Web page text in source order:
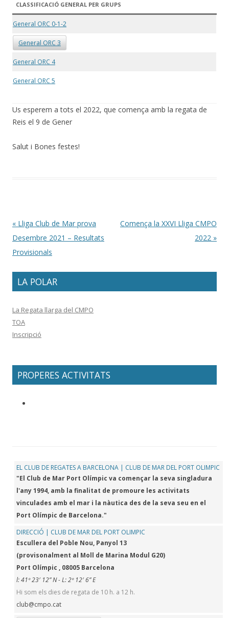
CLASSIFICACIÓ GENERAL PER GRUPS
General ORC 0-1-2
General ORC 3
General ORC 4
General ORC 5
Us esperem a tots el 2022, que comença amb la regata de
Reis el 9 de Gener
Salut i Bones festes!
Post navigation
« Lliga Club de Mar prova
Desembre 2021 – Resultats
Provisionals
Comença la XXVI Lliga CMPO
2022 »
LA POLAR
La Regata llarga del CMPO
TOA
Inscripció
PROPERES ACTIVITATS
EL CLUB DE REGATES A BARCELONA | CLUB DE MAR DEL PORT OLIMPIC
"El Club de Mar Port Olímpic va començar la seva singladura
l'any 1994, amb la finalitat de promoure les activitats
vinculades amb el mar i la nàutica des de la seva seu en el
Port Olímpic de Barcelona."
DIRECCIÓ | CLUB DE MAR DEL PORT OLIMPIC
Escullera del Poble Nou, Panyol 13
(provisonalment al Moll de Marina Modul G20)
Port Olímpic , 08005 Barcelona
l: 41º 23′ 12” N - L: 2º 12′ 6” E
Hi som els dies de regata de 10 h. a 12 h.
club@cmpo.cat